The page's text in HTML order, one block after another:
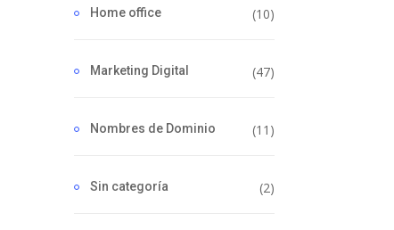
Home office (10)
Marketing Digital (47)
Nombres de Dominio (11)
Sin categoría (2)